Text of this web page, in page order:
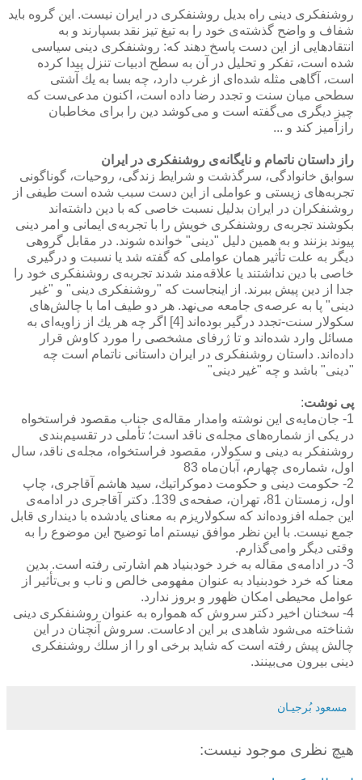
روشنفكری دینی راه بدیل روشنفكری در ایران نیست. این گروه باید
شفاف و واضح گذشته‌ی خود را به تیغ تیز نقد بسپارند و به
انتقادهایی از این دست پاسخ دهند كه: روشنفكری دینی سیاسی
شده است، تفكر و تحلیل در آن به سطح ادبیات تنزل پیدا كرده
است، آگاهی مثله شده‌ای از غرب دارد، چه بسا به یك آشتی
سطحی میان سنت و تجدد رضا داده است، اكنون مدعی‌ست كه
چیز دیگری می‌گفته است و می‌كوشد دین را برای مخاطبان
رازآمیز كند و ...
راز داستان ناتمام و نایگانه‌ی روشنفكری در ایران
سوابق خانوادگی، سرگذشت و شرایط زندگی، روحیات، گوناگونی
تجربه‌های زیستی و عواملی از این دست سبب شده است طیفی از
روشنفكران در ایران بدلیل نسبت خاصی كه با دین داشته‌اند
بكوشند تجربه‌ی روشنفكری خویش را با تجربه‌ی ایمانی و امر دینی
پیوند بزنند و به همین دلیل "دینی" خوانده شوند. در مقابل گروهی
دیگر به علت تأثیر همان عواملی كه گفته شد یا نسبت و درگیری
خاصی با دین نداشتند یا علاقه‌مند شدند تجربه‌ی روشنفكری خود را
جدا از دین پیش ببرند. از اینجاست كه "روشنفكری دینی" و "غیر
دینی" پا به عرصه‌ی جامعه می‌نهد. هر دو طیف اما با چالش‌های
سكولار سنت-تجدد درگیر بوده‌اند [4] اگر چه هر یك از زاویه‌ای به
مسائل وارد شده‌اند و تا ژرفای مشخصی را مورد كاوش قرار
داده‌اند. داستان روشنفكری در ایران داستانی ناتمام است چه
"دینی" باشد و چه "غیر دینی"
پی نوشت:
1- جان‌مایه‌ی این نوشته وامدار مقاله‌ی جناب مقصود فراستخواه
در یكی از شماره‌های مجله‌ی ناقد است؛ تأملی در تقسیم‌بندی
روشنفكر به دینی و سكولار، مقصود فراستخواه، مجله‌ی ناقد، سال
اول،‌ شماره‌ی چهارم، آبان‌ماه 83
2- حكومت دینی و حكومت دموكراتیك،‌ سید هاشم آقاجری، چاپ
اول، زمستان 81، تهران،‌ صفحه‌ی 139. دكتر آقاجری در ادامه‌ی
این جمله افزوده‌اند كه سكولاریزم به معنای یادشده با دینداری قابل
جمع نیست. با این نظر موافق نیستم اما توضیح این موضوع را به
وقتی دیگر وامی‌گذارم.
3- در ادامه‌ی مقاله به خرد خودبنیاد هم اشارتی رفته است. بدین
معنا كه خرد خودبنیاد به عنوان مفهومی خالص و ناب و بی‌تأثیر از
عوامل محیطی امكان ظهور و بروز ندارد.
4- سخنان اخیر دكتر سروش كه همواره به عنوان روشنفكری دینی
شناخته می‌شود شاهدی بر این ادعاست. سروش آنچنان در این
چالش پیش رفته است كه شاید برخی او را از سلك روشنفكری
دینی بیرون می‌بینند.
مسعود بُرجيـان
هیچ نظری موجود نیست: